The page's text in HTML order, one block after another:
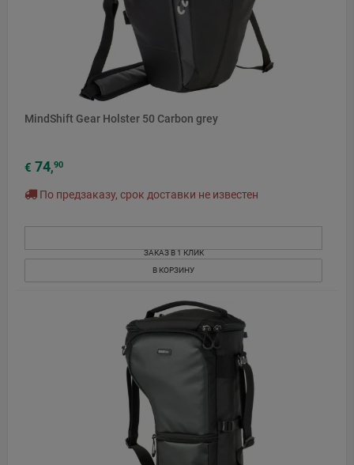
MindShift Gear Holster 50 Carbon grey
€ 74,90
По предзаказу, срок доставки не известен
ЗАКАЗ В 1 КЛИК
В КОРЗИНУ